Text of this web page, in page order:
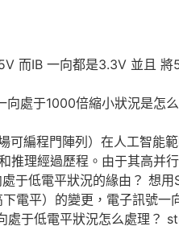
而IB 一向都是3.3V 並且
處于1000倍縮小狀況是
可編程門陣列）在人工智
推理經過歷程。由于其高并
于低電平狀況的緣由？ 想
電平）的變更，電子訊號
于低電平狀況怎么處理？